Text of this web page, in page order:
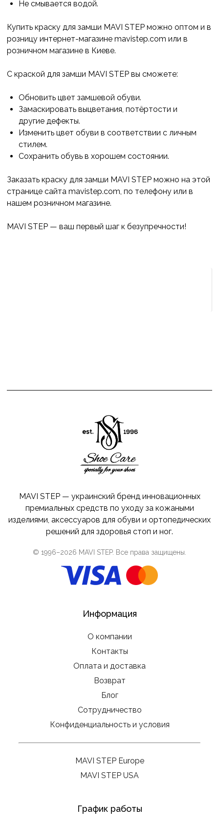
Не смывается водой.
Купить краску для замши MAVI STEP можно оптом и в
розницу интернет-магазине mavistep.com или в
розничном магазине в Киеве.
С краской для замши MAVI STEP вы сможете:
Обновить цвет замшевой обуви.
Замаскировать выцветания, потёртости и
другие дефекты.
Изменить цвет обуви в соответствии с личным
стилем.
Сохранить обувь в хорошем состоянии.
Заказать краску для замши MAVI STEP можно на этой
странице сайта mavistep.com, по телефону или в
нашем розничном магазине.
MAVI STEP — ваш первый шаг к безупречности!
MAVI STEP — украинский бренд инновационных
премиальных средств по уходу за кожаными
изделиями, аксессуаров для обуви и ортопедических
решений для здоровья стоп и ног.
© 1996–2026 MAVI STEP. Все права защищены.
Информация
О компании
Контакты
Оплата и доставка
Возврат
Блог
Сотрудничество
Конфиденциальность и условия
MAVI STEP Europe
MAVI STEP USA
График работы